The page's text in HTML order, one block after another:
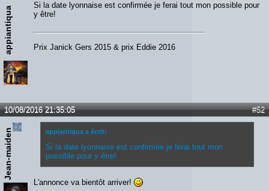
appiantiqua
Si la date lyonnaise est confirmée je ferai tout mon possible pour
y être!
Prix Janick Gers 2015 & prix Eddie 2016
#52
10/08/2016 21:35:05
Jean-maiden appiantiqua a écrit:
Si la date lyonnaise est confirmée je ferai tout mon
possible pour y être!
L'annonce va bientôt arriver!